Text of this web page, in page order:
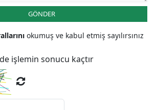
GÖNDER
okumuş ve kabul etmiş sayılırsınız
işlemin sonucu kaçtır